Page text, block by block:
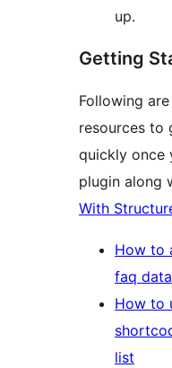
up.
Getting
Following
resources to
quickly once
plugin along
With
How to
faq
How to
list